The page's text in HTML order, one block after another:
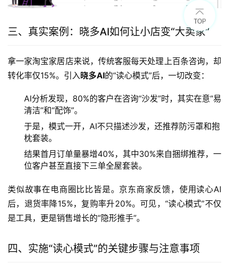
三、真实案例：晓多AI如何让小店变“大卖家”
拿一家淘宝家居店来说，传统客服每天处理上百条咨询，却
转化率仅15%。引入晓多AI的“读心模式”后，一切改变：
AI分析发现，80%的客户在咨询“沙发”时，其实在意“易
清洁”和“配饰”。
于是，模式一开，AI不只描述沙发，还推荐防污罩和抱
枕套装。
结果首月订单量暴增40%，其中30%来自捆绑推荐，一
位客户甚至直接下三单全屋套装。
类似故事在电商圈比比皆是。京东商家反馈，使用读心AI
后，退货率降15%，复购率升20%。可见，“读心模式”不仅
是工具，更是销售增长的“隐形推手”。
四、实施“读心模式”的关键步骤与注意事项